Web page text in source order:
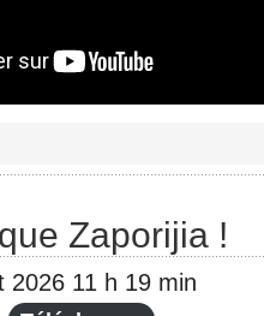
Zaporijia !
2026 11 h 19 min